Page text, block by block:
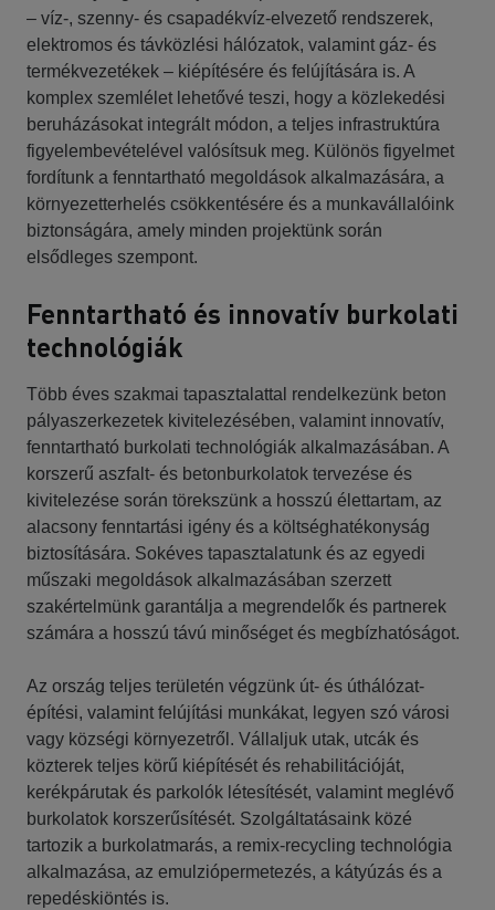
– víz-, szenny- és csapadékvíz-elvezető rendszerek,
elektromos és távközlési hálózatok, valamint gáz- és
termékvezetékek – kiépítésére és felújítására is. A
komplex szemlélet lehetővé teszi, hogy a közlekedési
beruházásokat integrált módon, a teljes infrastruktúra
figyelembevételével valósítsuk meg. Különös figyelmet
fordítunk a fenntartható megoldások alkalmazására, a
környezetterhelés csökkentésére és a munkavállalóink
biztonságára, amely minden projektünk során
elsődleges szempont.
Fenntartható és innovatív burkolati
technológiák
Több éves szakmai tapasztalattal rendelkezünk beton
pályaszerkezetek kivitelezésében, valamint innovatív,
fenntartható burkolati technológiák alkalmazásában. A
korszerű aszfalt- és betonburkolatok tervezése és
kivitelezése során törekszünk a hosszú élettartam, az
alacsony fenntartási igény és a költséghatékonyság
biztosítására. Sokéves tapasztalatunk és az egyedi
műszaki megoldások alkalmazásában szerzett
szakértelmünk garantálja a megrendelők és partnerek
számára a hosszú távú minőséget és megbízhatóságot.
Az ország teljes területén végzünk út- és úthálózat-
építési, valamint felújítási munkákat, legyen szó városi
vagy községi környezetről. Vállaljuk utak, utcák és
közterek teljes körű kiépítését és rehabilitációját,
kerékpárutak és parkolók létesítését, valamint meglévő
burkolatok korszerűsítését. Szolgáltatásaink közé
tartozik a burkolatmarás, a remix-recycling technológia
alkalmazása, az emulziópermetezés, a kátyúzás és a
repedéskiöntés is.